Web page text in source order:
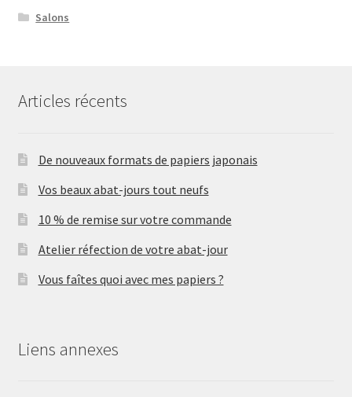
Salons
Articles récents
De nouveaux formats de papiers japonais
Vos beaux abat-jours tout neufs
10 % de remise sur votre commande
Atelier réfection de votre abat-jour
Vous faîtes quoi avec mes papiers ?
Liens annexes